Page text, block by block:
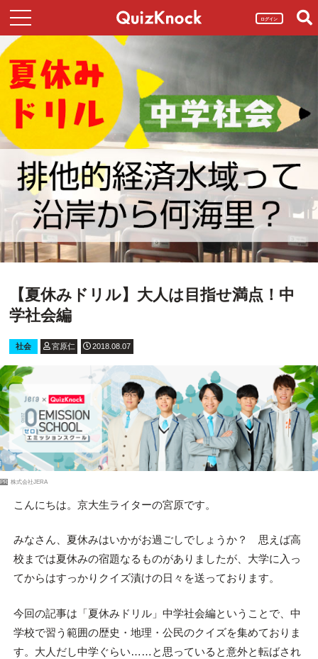
ログイン
【夏休みドリル】大人は目指せ満点！中
学社会編
社会 宮原仁 2018.08.07
PR 株式会社JERA
こんにちは。京大生ライターの宮原です。
みなさん、夏休みはいかがお過ごしでしょうか？ 思えば高
校までは夏休みの宿題なるものがありましたが、大学に入っ
てからはすっかりクイズ漬けの日々を送っております。
今回の記事は「夏休みドリル」中学社会編ということで、中
学校で習う範囲の歴史・地理・公民のクイズを集めておりま
す。大人だし中学ぐらい……と思っていると意外と転ばされ